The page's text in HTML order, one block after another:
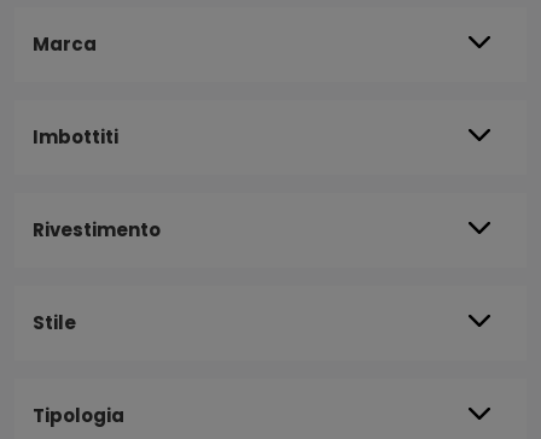
Marca
Imbottiti
Rivestimento
Stile
Tipologia